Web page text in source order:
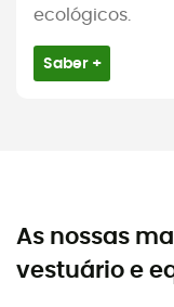
ecológicos.
Saber +
As nossas
vestuário e